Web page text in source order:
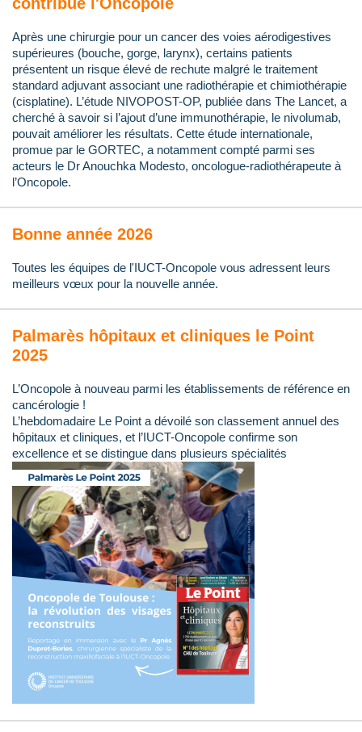
Après une chirurgie pour un cancer des voies aérodigestives
supérieures (bouche, gorge, larynx), certains patients
présentent un risque élevé de rechute malgré le traitement
standard adjuvant associant une radiothérapie et chimiothérapie
(cisplatine). L’étude NIVOPOST-OP, publiée dans The Lancet, a
cherché à savoir si l’ajout d’une immunothérapie, le nivolumab,
pouvait améliorer les résultats. Cette étude internationale,
promue par le GORTEC, a notamment compté parmi ses
acteurs le Dr Anouchka Modesto, oncologue-radiothérapeute à
l’Oncopole.
Bonne année 2026
Toutes les équipes de l'IUCT-Oncopole vous adressent leurs
meilleurs vœux pour la nouvelle année.
Palmarès hôpitaux et cliniques le Point
2025
L’Oncopole à nouveau parmi les établissements de référence en
cancérologie !
L’hebdomadaire Le Point a dévoilé son classement annuel des
hôpitaux et cliniques, et l’IUCT-Oncopole confirme son
excellence et se distingue dans plusieurs spécialités